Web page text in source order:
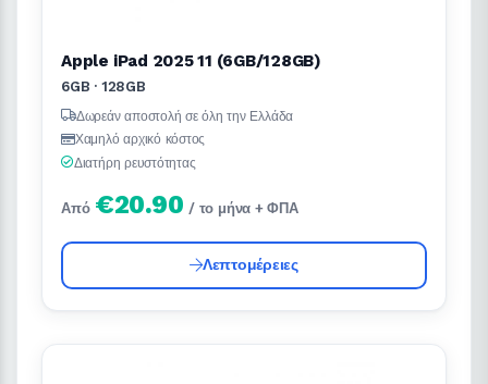
Apple iPad 2025 11 (6GB/128GB)
6GB · 128GB
Δωρεάν αποστολή σε όλη την Ελλάδα
Χαμηλό αρχικό κόστος
Διατήρη ρευστότητας
Από €20.90 / το μήνα + ΦΠΑ
Λεπτομέρειες